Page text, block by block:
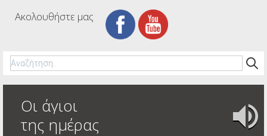
Ακολουθήστε μας
Οι άγιοι
της ημέρας